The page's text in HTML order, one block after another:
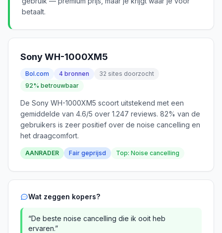
betaalt.
Sony WH-1000XM5
Bol.com 4 bronnen
32 sites doorzocht
92% betrouwbaar
De Sony WH-1000XM5 scoort uitstekend met een
gemiddelde van 4.6/5 over 1.247 reviews. 82% van de
gebruikers is zeer positief over de noise cancelling en
het draagcomfort.
AANRADER Fair geprijsd Top: Noise cancelling
Wat zeggen kopers?
“De beste noise cancelling die ik ooit heb
ervaren.”